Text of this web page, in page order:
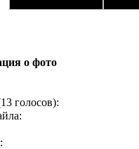
о фото
голосов):